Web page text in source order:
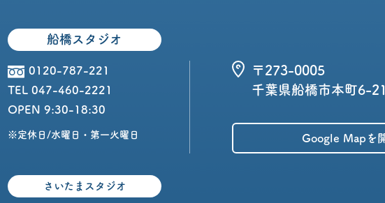
船橋スタジオ
0120-787-221
TEL 047-460-2221
OPEN 9:30-18:30
※定休日/水曜日・第一火曜日
〒273-0005
千葉県船橋市本町6-
Google Mapを
さいたまスタジオ